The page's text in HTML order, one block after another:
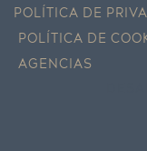
POLÍTICA DE
POLÍTICA DE
AGENCIAS